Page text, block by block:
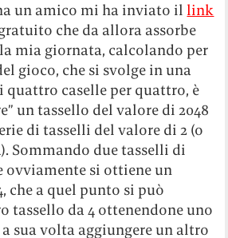
un amico mi ha inviato il link
che da allora assorbe
mia giornata, calcolando per
gioco, che si svolge in una
caselle per quattro, è
un tassello del valore di 2048
di tasselli del valore di 2 (o
Sommando due tasselli di
ovviamente si ottiene un
che a quel punto si può
tassello da 4 ottenendone uno
sua volta aggiungere un altro